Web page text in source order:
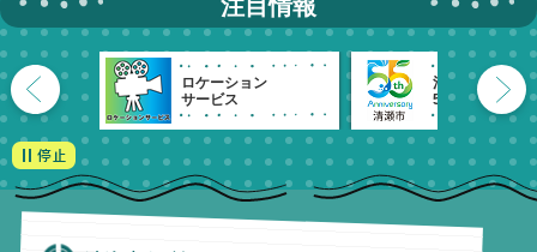
注目情報
ロケーション
サービス
清瀬市
55周年記念